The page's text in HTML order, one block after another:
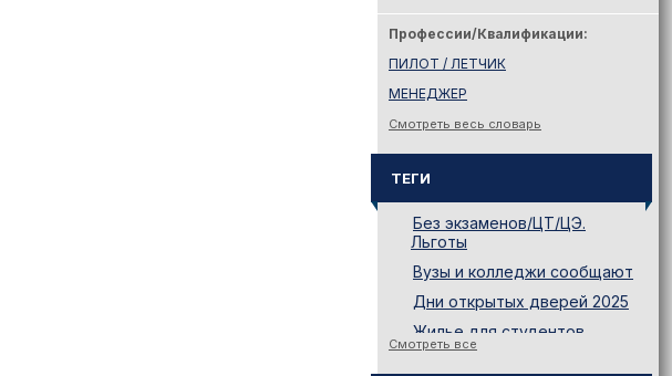
Профессии/Квалификации:
ПИЛОТ / ЛЕТЧИК
МЕНЕДЖЕР
Смотреть весь словарь
ТЕГИ
Без экзаменов/ЦТ/ЦЭ.
Льготы
Вузы и колледжи сообщают
Дни открытых дверей 2025
Жилье для студентов
Смотреть все